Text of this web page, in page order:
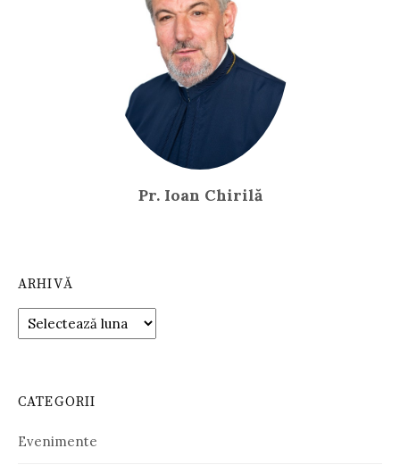
Pr. Ioan Chirilă
ARHIVĂ
Arhivă
CATEGORII
Evenimente